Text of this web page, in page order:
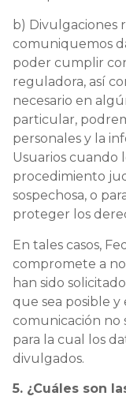
b) Divulgaciones
comuniquemos
poder cumplir
reguladora, así
necesario en
particular,
personales y la
Usuarios cuando
procedimiento
sospechosa, o
proteger los
En tales casos,
compromete a
han sido
que sea posible y
comunicación no
para la cual los
divulgados.
5. ¿Cuáles son